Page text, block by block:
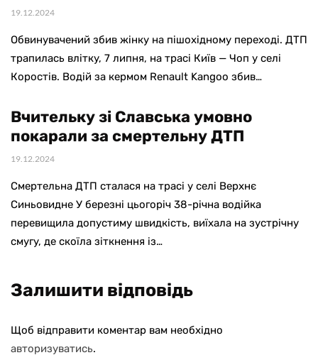
19.12.2024
Обвинувачений збив жінку на пішохідному переході. ДТП
трапилась влітку, 7 липня, на трасі Київ — Чоп у селі
Коростів. Водій за кермом Renault Kangoo збив…
Вчительку зі Славська умовно
покарали за смертельну ДТП
19.12.2024
Смертельна ДТП сталася на трасі у селі Верхнє
Синьовидне У березні цьогоріч 38-річна водійка
перевищила допустиму швидкість, виїхала на зустрічну
смугу, де скоїла зіткнення із…
Залишити відповідь
Щоб відправити коментар вам необхідно
авторизуватись.